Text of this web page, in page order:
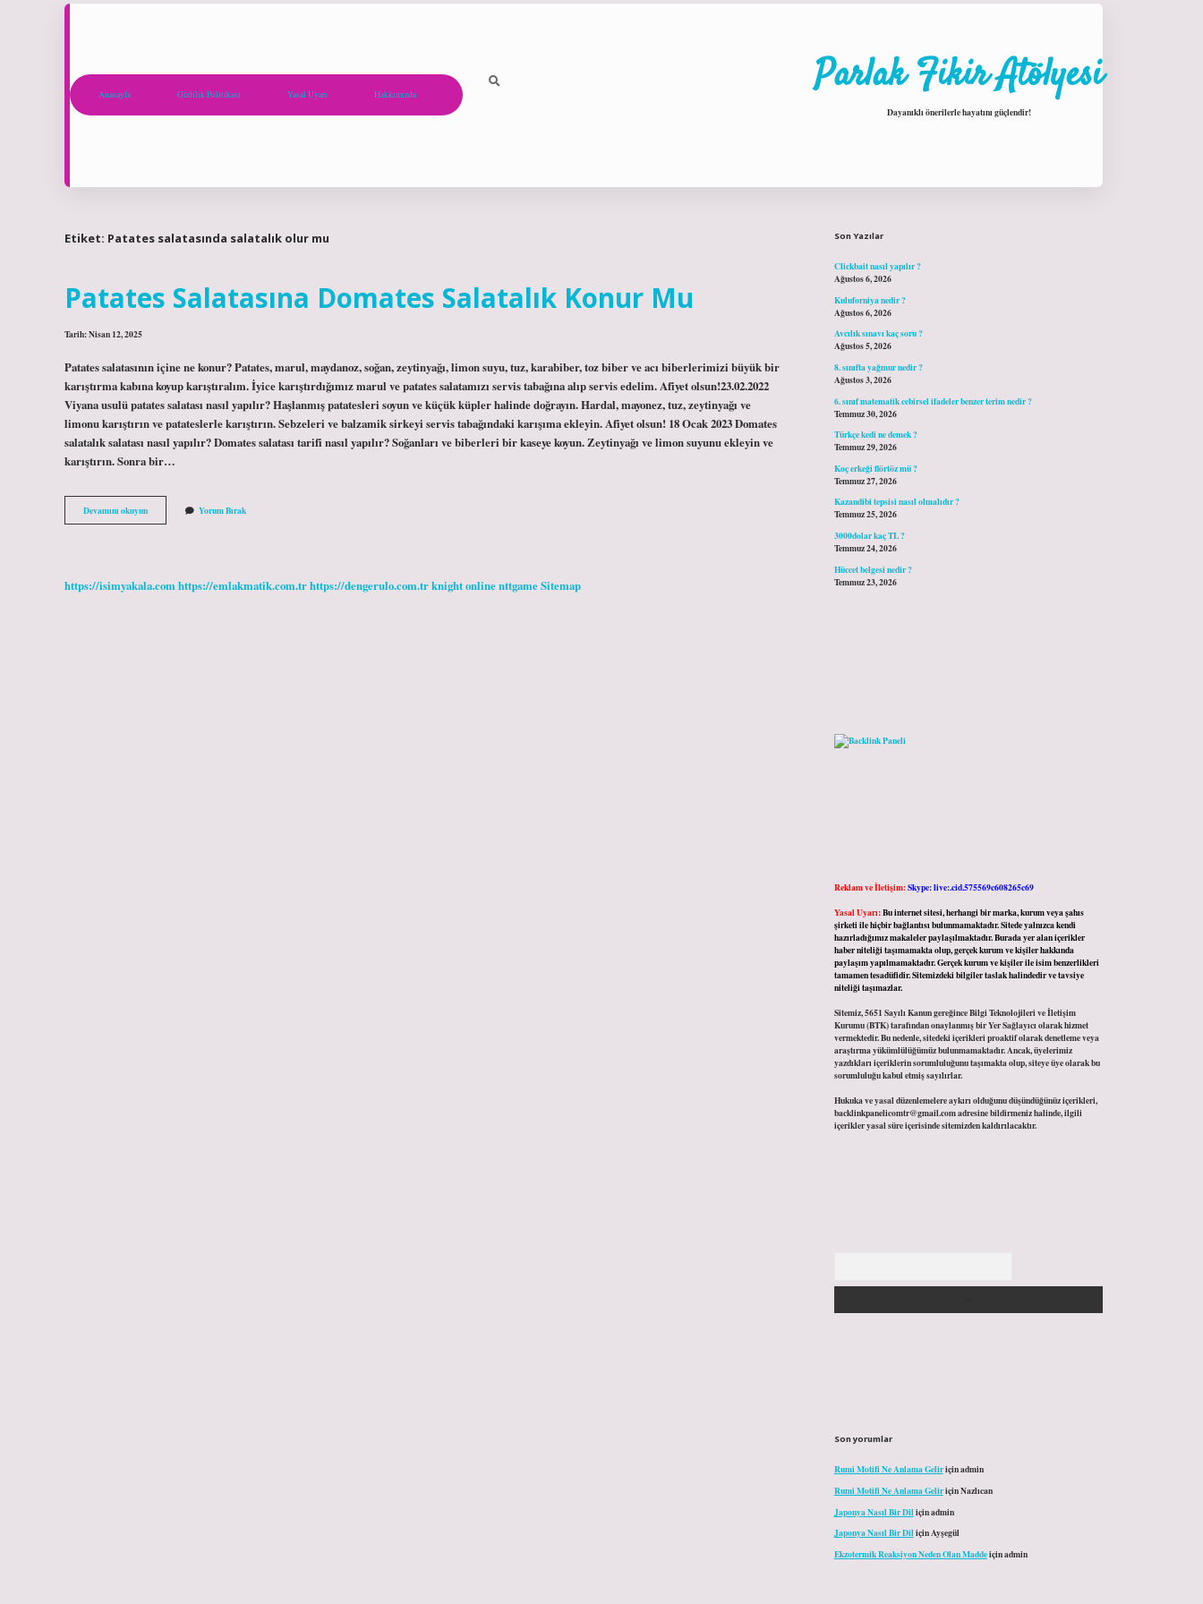
Anasayfa Gizlilik Politikası Yasal Uyarı Hakkımızda Parlak Fikir Atölyesi
Dayanıklı önerilerle hayatını güçlendir!
Etiket: Patates salatasında salatalık olur mu
Patates Salatasına Domates Salatalık Konur Mu
Tarih: Nisan 12, 2025
Patates salatasının içine ne konur? Patates, marul, maydanoz, soğan, zeytinyağı, limon suyu, tuz, karabiber, toz biber ve acı biberlerimizi büyük bir
karıştırma kabına koyup karıştıralım. İyice karıştırdığımız marul ve patates salatamızı servis tabağına alıp servis edelim. Afiyet olsun!23.02.2022
Viyana usulü patates salatası nasıl yapılır? Haşlanmış patatesleri soyun ve küçük küpler halinde doğrayın. Hardal, mayonez, tuz, zeytinyağı ve
limonu karıştırın ve patateslerle karıştırın. Sebzeleri ve balzamik sirkeyi servis tabağındaki karışıma ekleyin. Afiyet olsun! 18 Ocak 2023 Domates
salatalık salatası nasıl yapılır? Domates salatası tarifi nasıl yapılır? Soğanları ve biberleri bir kaseye koyun. Zeytinyağı ve limon suyunu ekleyin ve
karıştırın. Sonra bir…
Devamını okuyunPatates
Salatasına
Yorum Bırak
https://isimyakala.comhttps://emlakmatik.com.trhttps://dengerulo.com.trknight onlinenttgameSitemap
Son Yazılar
Clickbait nasıl yapılır ?
Ağustos 6, 2026
Kuluforniya nedir ?
Ağustos 6, 2026
Avcılık sınavı kaç soru ?
Ağustos 5, 2026
8. sınıfta yağmur nedir ?
Ağustos 3, 2026
6. sınıf matematik cebirsel ifadeler benzer terim nedir ?
Temmuz 30, 2026
Türkçe kedi ne demek ?
Temmuz 29, 2026
Koç erkeği flörtöz mü ?
Temmuz 27, 2026
Kazandibi tepsisi nasıl olmalıdır ?
Temmuz 25, 2026
3000dolar kaç TL ?
Temmuz 24, 2026
Hüccet belgesi nedir ?
Temmuz 23, 2026
Reklam ve İletişim:Skype: live:.cid.575569c608265c69
Yasal Uyarı:Bu internet sitesi, herhangi bir marka, kurum veya şahıs
şirketi ile hiçbir bağlantısı bulunmamaktadır. Sitede yalnızca kendi
hazırladığımız makaleler paylaşılmaktadır. Burada yer alan içerikler
haber niteliği taşımamakta olup, gerçek kurum ve kişiler hakkında
paylaşım yapılmamaktadır. Gerçek kurum ve kişiler ile isim benzerlikleri
tamamen tesadüfidir. Sitemizdeki bilgiler taslak halindedir ve tavsiye
niteliği taşımazlar.
Sitemiz, 5651 Sayılı Kanun gereğince Bilgi Teknolojileri ve İletişim
Kurumu (BTK) tarafından onaylanmış bir Yer Sağlayıcı olarak hizmet
vermektedir. Bu nedenle, sitedeki içerikleri proaktif olarak denetleme veya
araştırma yükümlülüğümüz bulunmamaktadır. Ancak, üyelerimiz
yazdıkları içeriklerin sorumluluğunu taşımakta olup, siteye üye olarak bu
sorumluluğu kabul etmiş sayılırlar.
Hukuka ve yasal düzenlemelere aykırı olduğunu düşündüğünüz içerikleri,
backlinkpanelicomtr@gmail.comadresine bildirmeniz halinde, ilgili
içerikler yasal süre içerisinde sitemizden kaldırılacaktır.
Son yorumlar
Rumi Motifi Ne Anlama Geliriçinadmin
Rumi Motifi Ne Anlama GeliriçinNazlıcan
Japonya Nasıl Bir Dil içinadmin
Japonya Nasıl Bir DiliçinAyşegül
Ekzotermik Reaksiyon Neden Olan Maddeiçinadmin